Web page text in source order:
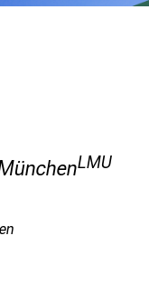
LMU